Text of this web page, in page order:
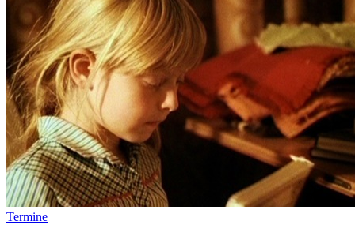
Termine